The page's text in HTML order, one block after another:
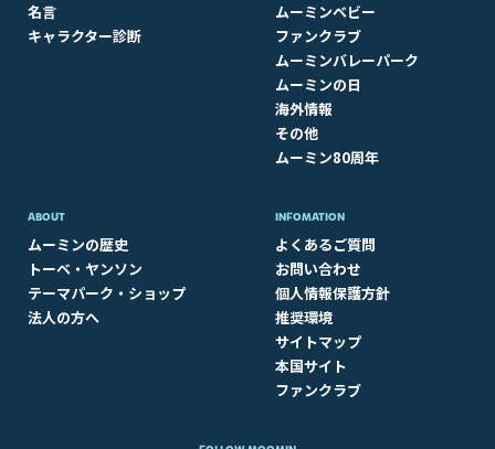
名言
キャラクター診断
ムーミンベビー
ファンクラブ
ムーミンバレーパーク
ムーミンの日
海外情報
その他
ムーミン80周年
ABOUT​
ムーミンの歴史
トーベ・ヤンソン
テーマパーク・ショップ
法人の方へ
INFOMATION
よくあるご質問
お問い合わせ
個人情報保護方針
推奨環境
サイトマップ
本国サイト
ファンクラブ